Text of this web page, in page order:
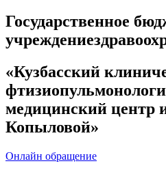
Государственное
«Кузбасский
медицинский центр
Копыловой»
Онлайн обращение